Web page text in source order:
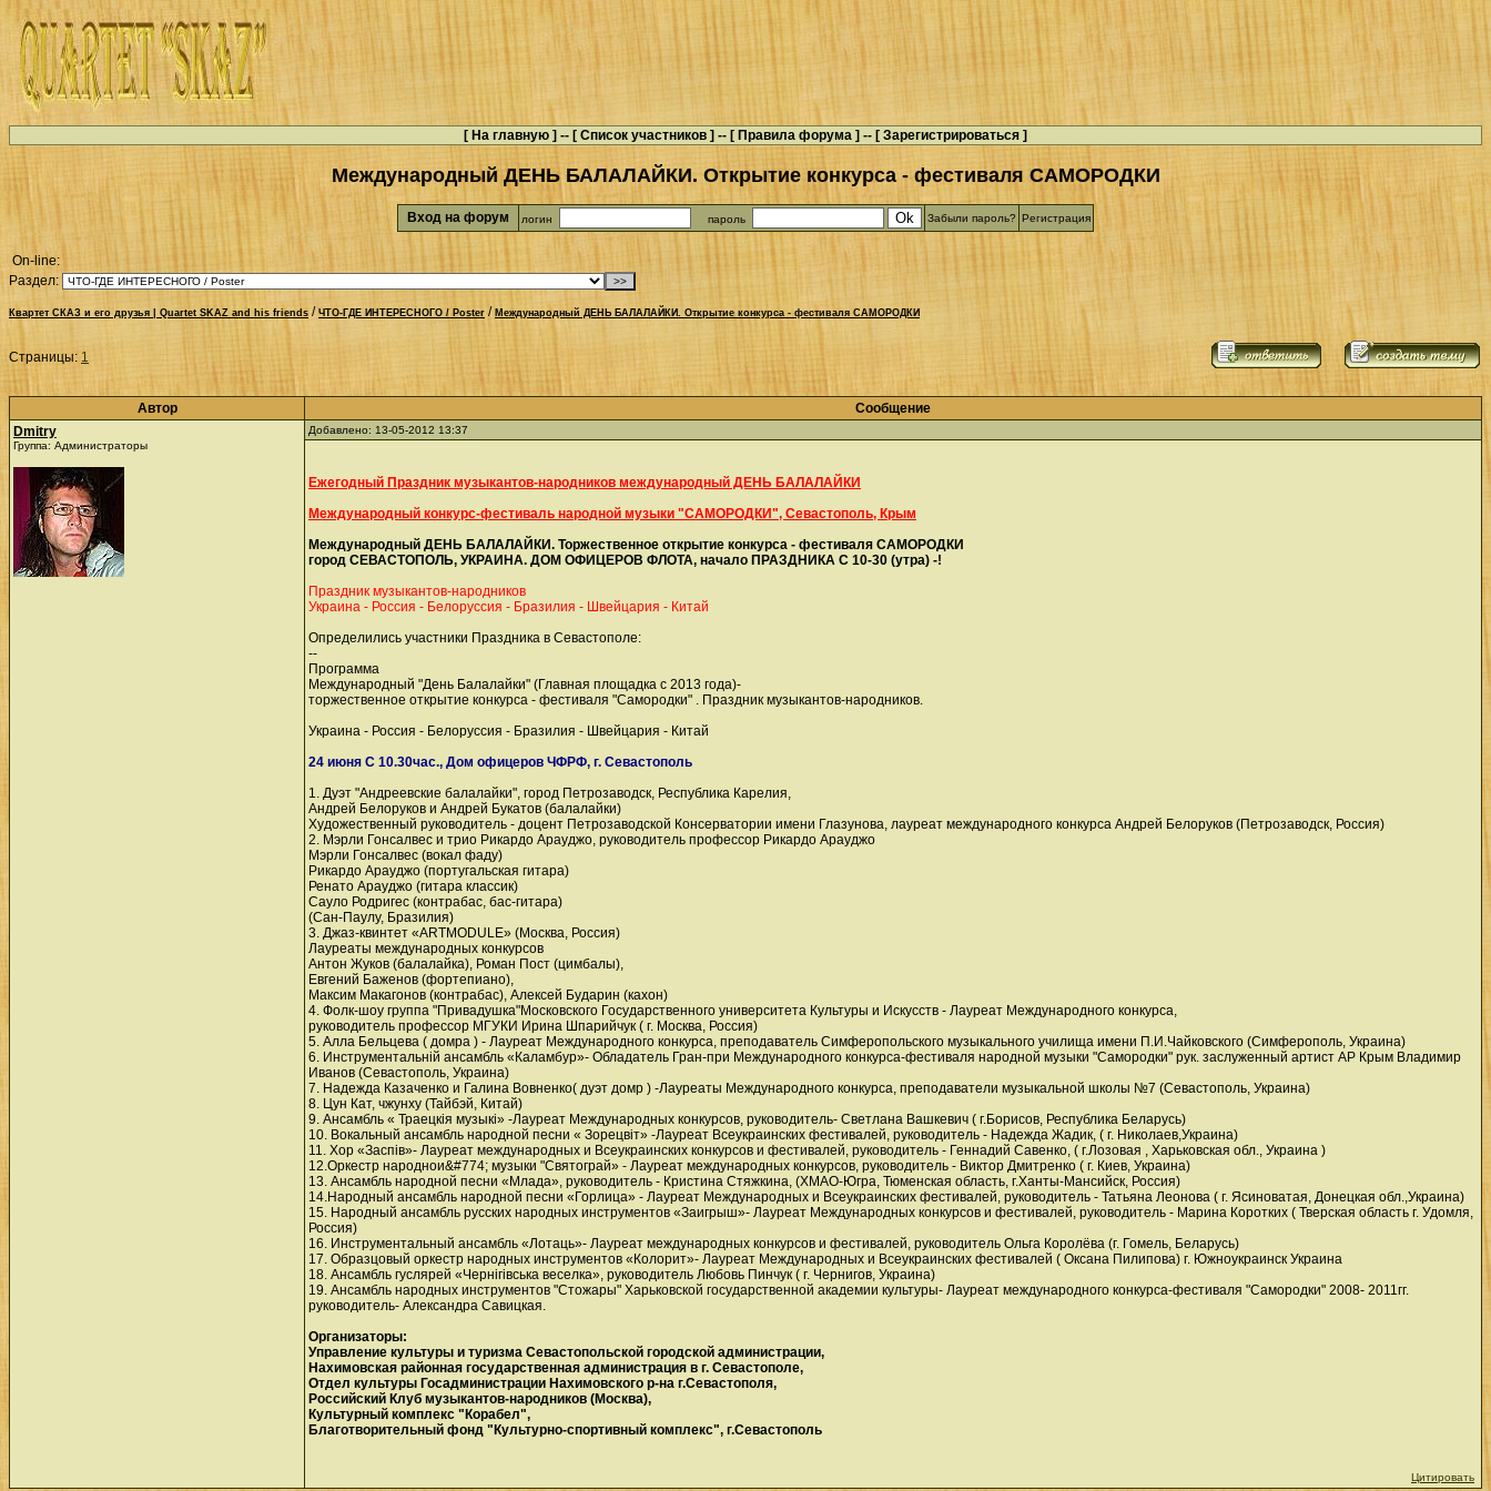
[ На главную ] -- [ Список участников ] -- [ Правила форума ] -- [ Зарегистрироваться ]
Международный ДЕНЬ БАЛАЛАЙКИ. Открытие конкурса - фестиваля САМОРОДКИ
Вход на форум логин пароль Забыли пароль? Регистрация
On-line:
Раздел:
Квартет СКАЗ и его друзья | Quartet SKAZ and his friends / ЧТО-ГДЕ ИНТЕРЕСНОГО / Poster / Международный ДЕНЬ БАЛАЛАЙКИ. Открытие конкурса - фестиваля САМОРОДКИ
Страницы: 1
Автор
Сообщение
Dmitry
Группа: Администраторы
Добавлено: 13-05-2012 13:37
Ежегодный Праздник музыкантов-народников международный ДЕНЬ БАЛАЛАЙКИ
Международный конкурс-фестиваль народной музыки "САМОРОДКИ", Севастополь, Крым
Международный ДЕНЬ БАЛАЛАЙКИ. Торжественное открытие конкурса - фестиваля САМОРОДКИ
город СЕВАСТОПОЛЬ, УКРАИНА. ДОМ ОФИЦЕРОВ ФЛОТА, начало ПРАЗДНИКА С 10-30 (утра) -!
Праздник музыкантов-народников
Украина - Россия - Белоруссия - Бразилия - Швейцария - Китай
Определились участники Праздника в Севастополе:
--
Программа
Международный "День Балалайки" (Главная площадка с 2013 года)-
торжественное открытие конкурса - фестиваля "Самородки" . Праздник музыкантов-народников.
Украина - Россия - Белоруссия - Бразилия - Швейцария - Китай
24 июня С 10.30час., Дом офицеров ЧФРФ, г. Севастополь
1. Дуэт "Андреевские балалайки", город Петрозаводск, Республика Карелия,
Андрей Белоруков и Андрей Букатов (балалайки)
Художественный руководитель - доцент Петрозаводской Консерватории имени Глазунова, лауреат международного конкурса Андрей Белоруков (Петрозаводск, Россия)
2. Мэрли Гонсалвес и трио Рикардо Арауджо, руководитель профессор Рикардо Арауджо
Мэрли Гонсалвес (вокал фаду)
Рикардо Арауджо (португальская гитара)
Ренато Арауджо (гитара классик)
Сауло Родригес (контрабас, бас-гитара)
(Сан-Паулу, Бразилия)
3. Джаз-квинтет «ARTMODULE» (Москва, Россия)
Лауреаты международных конкурсов
Антон Жуков (балалайка), Роман Пост (цимбалы),
Евгений Баженов (фортепиано),
Максим Макагонов (контрабас), Алексей Бударин (кахон)
4. Фолк-шоу группа "Привадушка"Московского Государственного университета Культуры и Искусств - Лауреат Международного конкурса,
руководитель профессор МГУКИ Ирина Шпарийчук ( г. Москва, Россия)
5. Алла Бельцева ( домра ) - Лауреат Международного конкурса, преподаватель Симферопольского музыкального училища имени П.И.Чайковского (Симферополь, Украина)
6. Инструментальній ансамбль «Каламбур»- Обладатель Гран-при Международного конкурса-фестиваля народной музыки "Самородки" рук. заслуженный артист АР Крым Владимир
Иванов (Севастополь, Украина)
7. Надежда Казаченко и Галина Вовненко( дуэт домр ) -Лауреаты Международного конкурса, преподаватели музыкальной школы №7 (Севастополь, Украина)
8. Цун Кат, чжунху (Тайбэй, Китай)
9. Ансамбль « Траецкія музыкі» -Лауреат Международных конкурсов, руководитель- Светлана Вашкевич ( г.Борисов, Республика Беларусь)
10. Вокальный ансамбль народной песни « Зорецвіт» -Лауреат Всеукраинских фестивалей, руководитель - Надежда Жадик, ( г. Николаев,Украина)
11. Хор «Заспів»- Лауреат международных и Всеукраинских конкурсов и фестивалей, руководитель - Геннадий Савенко, ( г.Лозовая , Харьковская обл., Украина )
12.Оркестр народнои&#774; музыки "Святограй» - Лауреат международных конкурсов, руководитель - Виктор Дмитренко ( г. Киев, Украина)
13. Ансамбль народной песни «Млада», руководитель - Кристина Стяжкина, (ХМАО-Югра, Тюменская область, г.Ханты-Мансийск, Россия)
14.Народный ансамбль народной песни «Горлица» - Лауреат Международных и Всеукраинских фестивалей, руководитель - Татьяна Леонова ( г. Ясиноватая, Донецкая обл.,Украина)
15. Народный ансамбль русских народных инструментов «Заигрыш»- Лауреат Международных конкурсов и фестивалей, руководитель - Марина Коротких ( Тверская область г. Удомля,
Россия)
16. Инструментальный ансамбль «Лотаць»- Лауреат международных конкурсов и фестивалей, руководитель Ольга Королёва (г. Гомель, Беларусь)
17. Образцовый оркестр народных инструментов «Колорит»- Лауреат Международных и Всеукраинских фестивалей ( Оксана Пилипова) г. Южноукраинск Украина
18. Ансамбль гуслярей «Чернігівська веселка», руководитель Любовь Пинчук ( г. Чернигов, Украина)
19. Ансамбль народных инструментов "Стожары" Харьковской государственной академии культуры- Лауреат международного конкурса-фестиваля "Самородки" 2008- 2011гг.
руководитель- Александра Савицкая.
Организаторы:
Управление культуры и туризма Севастопольской городской администрации,
Нахимовская районная государственная администрация в г. Севастополе,
Отдел культуры Госадминистрации Нахимовского р-на г.Севастополя,
Российский Клуб музыкантов-народников (Москва),
Культурный комплекс "Корабел",
Благотворительный фонд "Культурно-спортивный комплекс", г.Севастополь
Цитировать